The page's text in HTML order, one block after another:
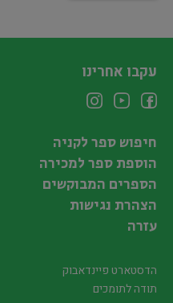
עקבו אחרינו
חיפוש ספר לקניה
הוספת ספר למכירה
הספרים המבוקשים
הצהרת נגישות
עזרה
הדסטארט פיינדאבוק
תודה לתומכים